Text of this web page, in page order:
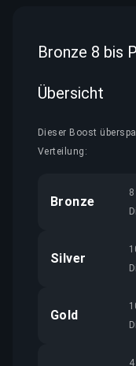
Bronze 8 bis
Übersicht
Dieser Boost
Verteilung:
Bronze
8
Silver
Gold
4